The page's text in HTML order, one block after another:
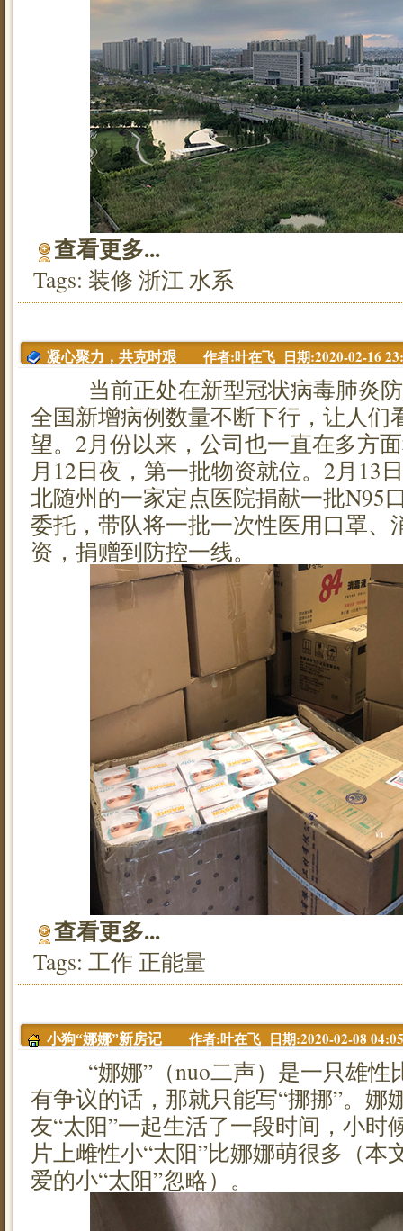
查看更多...
Tags: 装修 浙江 水系
凝心聚力，共克时艰 作者:叶在飞 日期:2020-02-16
当前正处在新型冠状病毒肺炎防
全国新增病例数量不断下行，让人们
望。2月份以来，公司也一直在多方
月12日夜，第一批物资就位。2月13
北随州的一家定点医院捐献一批N95
委托，带队将一批一次性医用口罩、
资，捐赠到防控一线。
查看更多...
Tags: 工作 正能量
小狗“娜娜”新房记 作者:叶在飞 日期:2020-02-08
“娜娜”（nuo二声）是一只雄性
有争议的话，那就只能写“挪挪”。娜
友“太阳”一起生活了一段时间，小时
片上雌性小“太阳”比娜娜萌很多（本
爱的小“太阳”忽略）。